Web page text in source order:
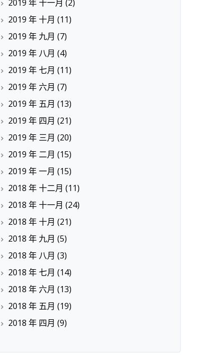
2019 年 十一月 (2)
2019 年 十月 (11)
2019 年 九月 (7)
2019 年 八月 (4)
2019 年 七月 (11)
2019 年 六月 (7)
2019 年 五月 (13)
2019 年 四月 (21)
2019 年 三月 (20)
2019 年 二月 (15)
2019 年 一月 (15)
2018 年 十二月 (11)
2018 年 十一月 (24)
2018 年 十月 (21)
2018 年 九月 (5)
2018 年 八月 (3)
2018 年 七月 (14)
2018 年 六月 (13)
2018 年 五月 (19)
2018 年 四月 (9)